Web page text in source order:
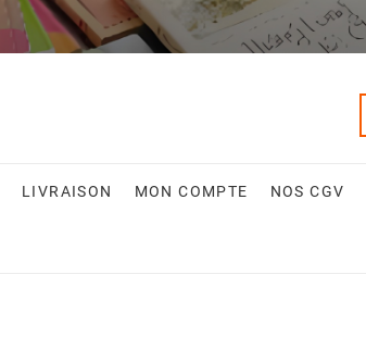
LIVRAISON MON COMPTE NOS CGV